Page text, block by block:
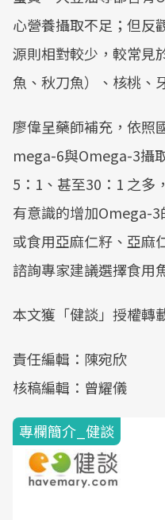
心營養攝取不足；但反
源則相對較少，較常見
魚、秋刀魚）、核桃、
廖偉呈藥師補充，依照
mega-6與Omega-3攝
5：1、甚至30：1 之多
有意識的增加Omega-3
或食用亞麻仁籽、亞麻
諮詢專家建議選擇食用
本文獲「健談」授權轉
責任編輯：陳宛欣
核稿編輯：曾耀儀
專欄簡介_健談